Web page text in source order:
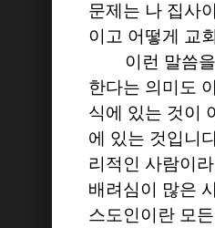
문제는 나 집사
이고 어떻게 교
이런 말씀
한다는 의미도
식에 있는 것이
에 있는 것입니
리적인 사람이
배려심이 많은
스도인이란 모